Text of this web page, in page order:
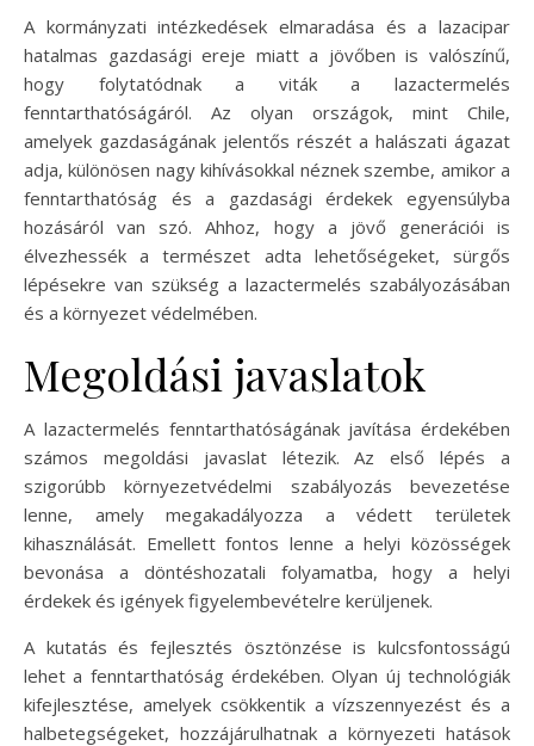
A kormányzati intézkedések elmaradása és a lazacipar
hatalmas gazdasági ereje miatt a jövőben is valószínű,
hogy folytatódnak a viták a lazactermelés
fenntarthatóságáról. Az olyan országok, mint Chile,
amelyek gazdaságának jelentős részét a halászati ágazat
adja, különösen nagy kihívásokkal néznek szembe, amikor a
fenntarthatóság és a gazdasági érdekek egyensúlyba
hozásáról van szó. Ahhoz, hogy a jövő generációi is
élvezhessék a természet adta lehetőségeket, sürgős
lépésekre van szükség a lazactermelés szabályozásában
és a környezet védelmében.
Megoldási javaslatok
A lazactermelés fenntarthatóságának javítása érdekében
számos megoldási javaslat létezik. Az első lépés a
szigorúbb környezetvédelmi szabályozás bevezetése
lenne, amely megakadályozza a védett területek
kihasználását. Emellett fontos lenne a helyi közösségek
bevonása a döntéshozatali folyamatba, hogy a helyi
érdekek és igények figyelembevételre kerüljenek.
A kutatás és fejlesztés ösztönzése is kulcsfontosságú
lehet a fenntarthatóság érdekében. Olyan új technológiák
kifejlesztése, amelyek csökkentik a vízszennyezést és a
halbetegségeket, hozzájárulhatnak a környezeti hatások